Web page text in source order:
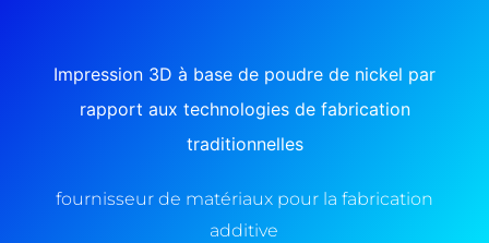
Impression 3D à base de poudre de nickel par
rapport aux technologies de fabrication
traditionnelles
fournisseur de matériaux pour la fabrication
additive